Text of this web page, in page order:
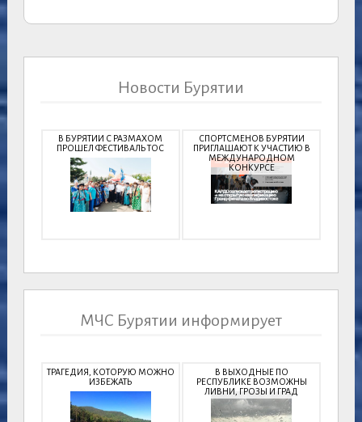
Новости Бурятии
В БУРЯТИИ С РАЗМАХОМ
ПРОШЕЛ ФЕСТИВАЛЬ ТОС
СПОРТСМЕНОВ БУРЯТИИ
ПРИГЛАШАЮТ К УЧАСТИЮ В
МЕЖДУНАРОДНОМ
КОНКУРСЕ
МЧС Бурятии информирует
ТРАГЕДИЯ, КОТОРУЮ МОЖНО
ИЗБЕЖАТЬ
В ВЫХОДНЫЕ ПО
РЕСПУБЛИКЕ ВОЗМОЖНЫ
ЛИВНИ, ГРОЗЫ И ГРАД